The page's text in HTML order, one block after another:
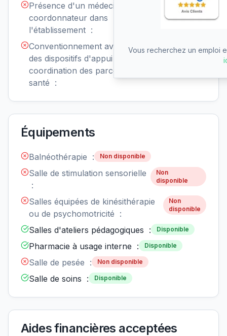
Présence d'un médecin
coordonnateur dans
l'établissement :
Non
disponible
Conventionnement avec un ou
des dispositifs d'appui à la
coordination des parcours de
santé :
Non
disponible
Équipements
Balnéothérapie : Non disponible
Salle de stimulation sensorielle
:
Non
disponible
Salles équipées de kinésithérapie
ou de psychomotricité :
Non
disponible
Salles d'ateliers pédagogiques : Disponible
Pharmacie à usage interne : Disponible
Salle de pesée : Non disponible
Salle de soins : Disponible
Aides financières acceptées
Vous recherchez un emploi